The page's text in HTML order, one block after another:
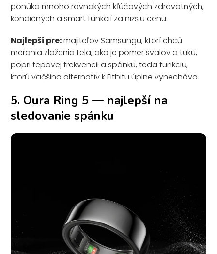
ponúka mnoho rovnakých kľúčových zdravotných,
kondičných a smart funkcií za nižšiu cenu.
Najlepší pre:majiteľov Samsungu, ktorí chcú
merania zloženia tela, ako je pomer svalov a tuku,
popri tepovej frekvencii a spánku, teda funkciu,
ktorú väčšina alternatív k Fitbitu úplne vynecháva.
5. Oura Ring 5 — najlepší na
sledovanie spánku